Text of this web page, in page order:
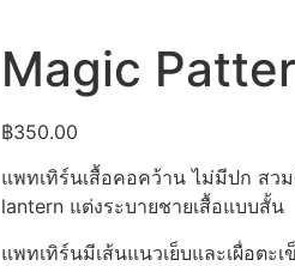
Magic
฿350.00
แพทเทิร์นเสื้อคอคว้าน ไม่มีปก สว
lantern แต่งระบายชายเสื้อแบบสั้น
แพทเทิร์นมีเส้นแนวเย็บและเผื่อตะเ